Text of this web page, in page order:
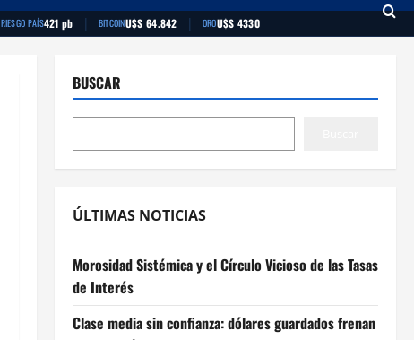
RIESGO PAÍS421 pb | BITCOINU$S 64.842 | OROU$S 4330
BUSCAR
ÚLTIMAS NOTICIAS
Morosidad Sistémica y el Círculo Vicioso de las Tasas
de Interés
Clase media sin confianza: dólares guardados frenan